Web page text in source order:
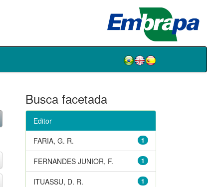
Busca facetada
Editor
1
FARIA, G. R.
1
FERNANDES JUNIOR, F.
1
ITUASSU, D. R.